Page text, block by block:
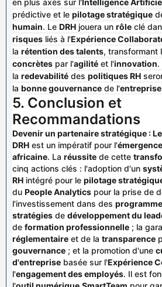
en plus axés sur l'Intelligence
prédictive et le pilotage stratégique
humain. Le DRH jouera un rôle clé
risques liés à l'Expérience
la rétention des talents, transformant
concrètes par l'agilité et l'innovation.
la redevabilité des politiques RH
la bonne gouvernance de l'
5. Conclusion et
Recommandations
Devenir un partenaire stratégique :
DRH est un impératif pour l'
africaine. La réussite de cette
cinq actions clés : l'adoption d'un
RH intégré pour le pilotage
du People Analytics pour la prise de
l'investissement dans des
stratégies de développement du
de formation professionnelle ; la
réglementaire et de la transparence
gouvernance ; et la promotion d'une
d'entreprise basée sur l'Expérience
l'engagement des employés. Il est